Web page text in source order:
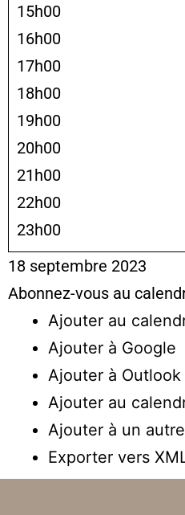
15h00
16h00
17h00
18h00
19h00
20h00
21h00
22h00
23h00
18 septembre 2023
Abonnez-vous au
Ajouter au
Ajouter à Google
Ajouter à Outlook
Ajouter au
Ajouter à un
Exporter vers